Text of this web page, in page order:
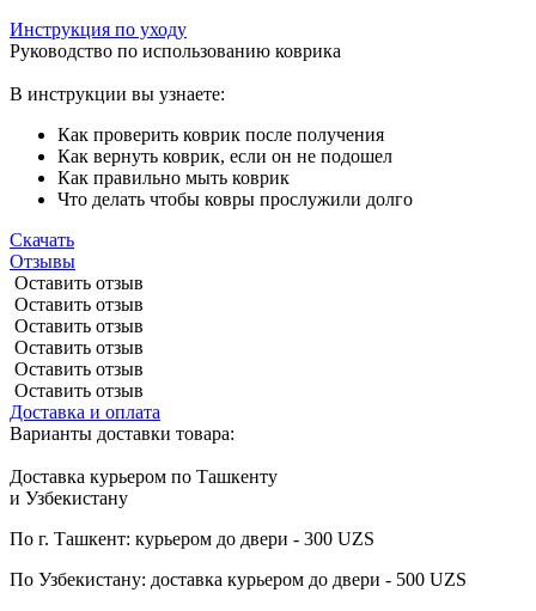
Инструкция по уходу
Руководство по использованию коврика
В инструкции вы узнаете:
Как проверить коврик после получения
Как вернуть коврик, если он не подошел
Как правильно мыть коврик
Что делать чтобы ковры прослужили долго
Скачать
Отзывы
Оставить отзыв
Оставить отзыв
Оставить отзыв
Оставить отзыв
Оставить отзыв
Оставить отзыв
Доставка и оплата
Варианты доставки товара:
Доставка курьером по Ташкенту
и Узбекистану
По г. Ташкент: курьером до двери - 300 UZS
По Узбекистану: доставка курьером до двери - 500 UZS